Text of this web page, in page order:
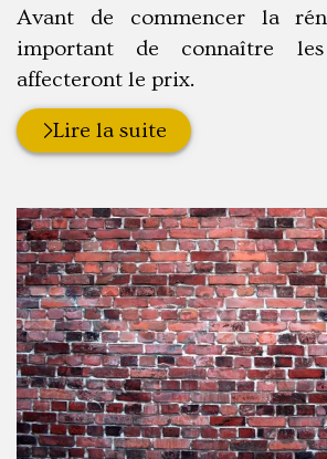
Avant de commencer la
important de connaître
affecteront le prix.
Lire la suite